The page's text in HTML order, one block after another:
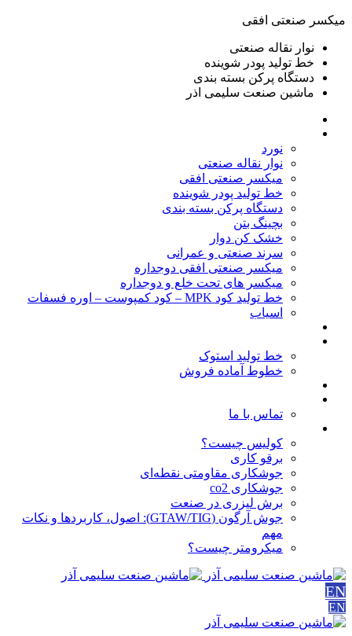
ميكسر صنعتی افقی
نوار نقاله صنعتی
خط تولید پودر شوينده
دستگاه پرکن بسته بندی
ماشين صنعت سليمی اذر
نورد
نوار نقاله صنعتی
ميكسر صنعتی افقی
خط تولید پودر شوينده
دستگاه پرکن بسته بندی
بچينگ بتن
خشک کن دوار
سرند صنعتی و عمرانی
میکسر صنعتی افقی دوجداره
میکسر های تحت خلع و دوجداره
خط تولید کود MPK – کود کمپوست – اوره فسفات
اسیاب
خط تولید استوک
خطوط آماده فروش
تماس با ما
کولیس چیست؟
برقو کاری
جوشکاری مقاومتی نقطه‌ای
جوشکاری co2
برش لیزری در صنعت
جوش آرگون (GTAW/TIG): اصول، کاربردها و نکات
مهم
میکرومتر چیست؟
EN
EN